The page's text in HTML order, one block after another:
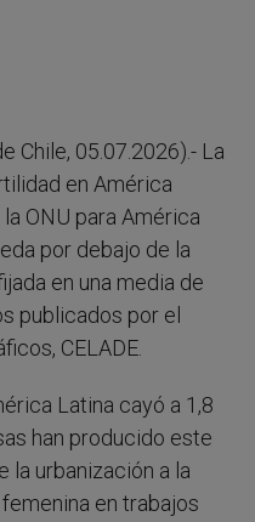
Chile, 05.07.2026).- La
en América
ONU para América
por debajo de la
en una media de
publicados por el
CELADE.
Latina cayó a 1,8
han producido este
la urbanización a la
en trabajos